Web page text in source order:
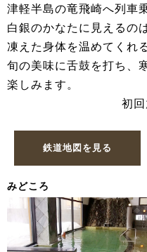
津軽半島の竜飛崎へ列車
白銀のかなたに見えるの
凍えた身体を温めてくれ
旬の美味に舌鼓を打ち、
楽しみます。
初
鉄道地図を見る
みどころ